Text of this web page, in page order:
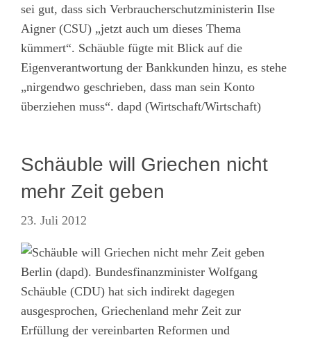
sei gut, dass sich Verbraucherschutzministerin Ilse
Aigner (CSU) „jetzt auch um dieses Thema
kümmert“. Schäuble fügte mit Blick auf die
Eigenverantwortung der Bankkunden hinzu, es stehe
„nirgendwo geschrieben, dass man sein Konto
überziehen muss“. dapd (Wirtschaft/Wirtschaft)
Schäuble will Griechen nicht
mehr Zeit geben
23. Juli 2012
Berlin (dapd). Bundesfinanzminister Wolfgang
Schäuble (CDU) hat sich indirekt dagegen
ausgesprochen, Griechenland mehr Zeit zur
Erfüllung der vereinbarten Reformen und